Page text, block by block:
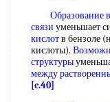
Образование
связи уменьшает
кислотв бензоле
кислоты).
структуры
между
[c.40]